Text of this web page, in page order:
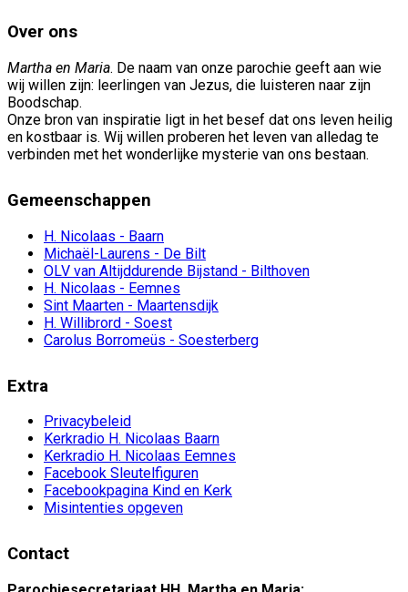
Over ons
Martha en Maria. De naam van onze parochie geeft aan wie
wij willen zijn: leerlingen van Jezus, die luisteren naar zijn
Boodschap.
Onze bron van inspiratie ligt in het besef dat ons leven heilig
en kostbaar is. Wij willen proberen het leven van alledag te
verbinden met het wonderlijke mysterie van ons bestaan.
Gemeenschappen
H. Nicolaas - Baarn
Michaël-Laurens - De Bilt
OLV van Altijddurende Bijstand - Bilthoven
H. Nicolaas - Eemnes
Sint Maarten - Maartensdijk
H. Willibrord - Soest
Carolus Borromeüs - Soesterberg
Extra
Privacybeleid
Kerkradio H. Nicolaas Baarn
Kerkradio H. Nicolaas Eemnes
Facebook Sleutelfiguren
Facebookpagina Kind en Kerk
Misintenties opgeven
Contact